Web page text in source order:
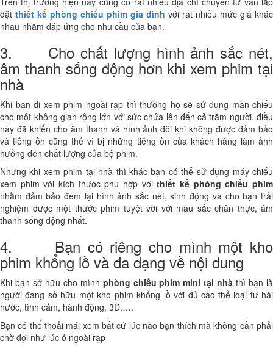
đặt thiết kế phòng chiếu phim gia đình với rất nhiều mức giá khác
nhau nhằm đáp ứng cho nhu cầu của bạn.
3. Cho chất lượng hình ảnh sắc nét,
âm thanh sống động hơn khi xem phim tại
nhà
Khi bạn đi xem phim ngoài rạp thì thường họ sẽ sử dụng màn chiếu
cho một không gian rộng lớn với sức chứa lên đến cả trăm người, điều
này đã khiến cho âm thanh và hình ảnh đôi khi không được đảm bảo
và tiếng ồn cũng thế vì bị những tiếng ồn của khách hàng làm ảnh
hưởng đến chất lượng của bộ phim.
Nhưng khi xem phim tại nhà thì khác bạn có thể sử dụng máy chiếu
xem phim với kích thước phù hợp vớithiết kế phòng chiếu phim
nhằm đảm bảo đem lại hình ảnh sắc nét, sinh động và cho bạn trải
nghiệm được một thước phim tuyệt vời với màu sắc chân thực, âm
thanh sống động nhất.
4. Bạn có riêng cho mình một kho
phim khổng lồ và đa dạng về nội dung
Khi bạn sở hữu cho mình phòng chiếu phim mini tại nhà thì bạn là
người đang sở hữu một kho phim khổng lồ với đủ các thể loại từ hài
hước, tình cảm, hành động, 3D,….
Bạn có thể thoải mái xem bất cứ lúc nào bạn thích mà không cần phải
chờ đợi như lúc ở ngoài rạp